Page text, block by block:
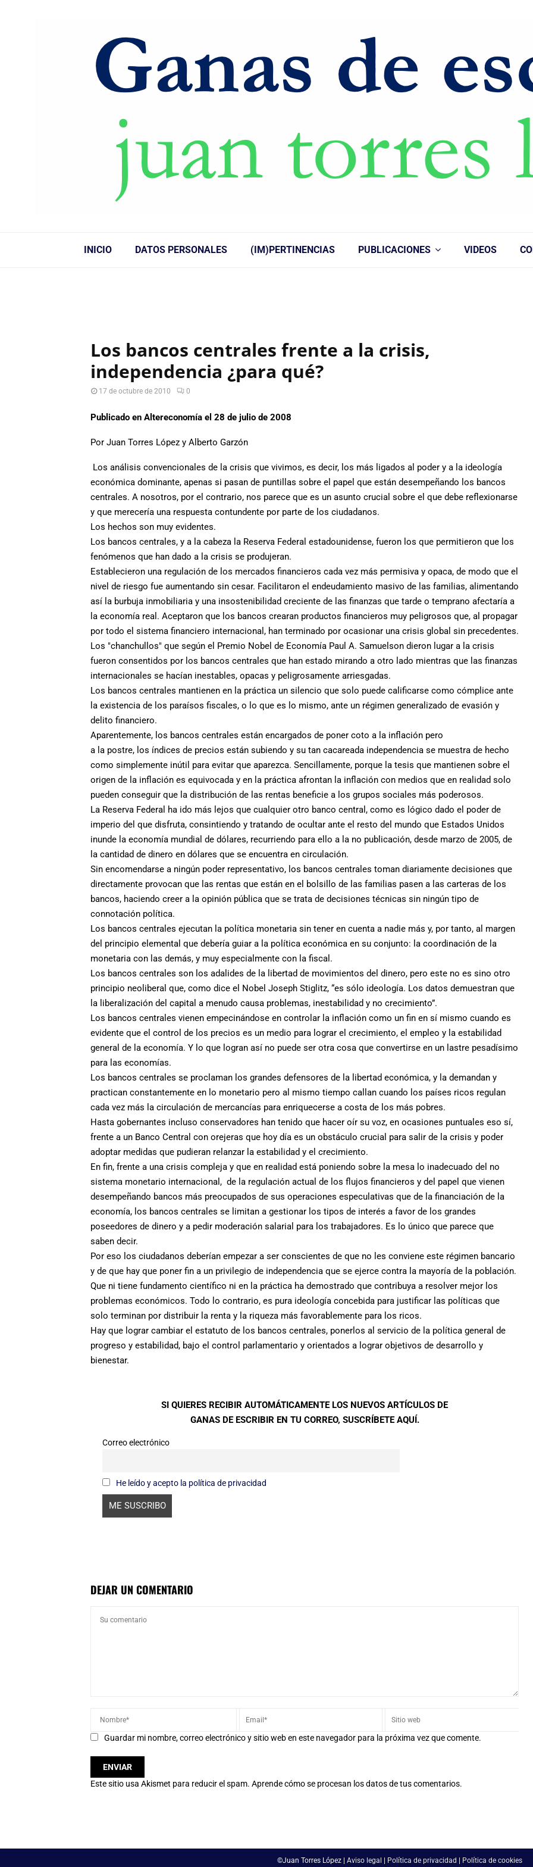
INICIO DATOS PERSONALES (IM)PERTINENCIAS PUBLICACIONES VIDEOS
Los bancos centrales frente a la crisis,
independencia ¿para qué?
17 de octubre de 2010 0
Publicado en Altereconomía el 28 de julio de 2008
Por Juan Torres López y Alberto Garzón
Los análisis convencionales de la crisis que vivimos, es decir, los más ligados al poder y a la ideología
económica dominante, apenas si pasan de puntillas sobre el papel que están desempeñando los bancos
centrales. A nosotros, por el contrario, nos parece que es un asunto crucial sobre el que debe reflexionarse
y que merecería una respuesta contundente por parte de los ciudadanos.
Los hechos son muy evidentes.
Los bancos centrales, y a la cabeza la Reserva Federal estadounidense, fueron los que permitieron que los
fenómenos que han dado a la crisis se produjeran.
Establecieron una regulación de los mercados financieros cada vez más permisiva y opaca, de modo que el
nivel de riesgo fue aumentando sin cesar. Facilitaron el endeudamiento masivo de las familias, alimentando
así la burbuja inmobiliaria y una insostenibilidad creciente de las finanzas que tarde o temprano afectaría a
la economía real. Aceptaron que los bancos crearan productos financieros muy peligrosos que, al propagar
por todo el sistema financiero internacional, han terminado por ocasionar una crisis global sin precedentes.
Los "chanchullos" que según el Premio Nobel de Economía Paul A. Samuelson dieron lugar a la crisis
fueron consentidos por los bancos centrales que han estado mirando a otro lado mientras que las finanzas
internacionales se hacían inestables, opacas y peligrosamente arriesgadas.
Los bancos centrales mantienen en la práctica un silencio que solo puede calificarse como cómplice ante
la existencia de los paraísos fiscales, o lo que es lo mismo, ante un régimen generalizado de evasión y
delito financiero.
Aparentemente, los bancos centrales están encargados de poner coto a la inflación pero
a la postre, los índices de precios están subiendo y su tan cacareada independencia se muestra de hecho
como simplemente inútil para evitar que aparezca. Sencillamente, porque la tesis que mantienen sobre el
origen de la inflación es equivocada y en la práctica afrontan la inflación con medios que en realidad solo
pueden conseguir que la distribución de las rentas beneficie a los grupos sociales más poderosos.
La Reserva Federal ha ido más lejos que cualquier otro banco central, como es lógico dado el poder de
imperio del que disfruta, consintiendo y tratando de ocultar ante el resto del mundo que Estados Unidos
inunde la economía mundial de dólares, recurriendo para ello a la no publicación, desde marzo de 2005, de
la cantidad de dinero en dólares que se encuentra en circulación.
Sin encomendarse a ningún poder representativo, los bancos centrales toman diariamente decisiones que
directamente provocan que las rentas que están en el bolsillo de las familias pasen a las carteras de los
bancos, haciendo creer a la opinión pública que se trata de decisiones técnicas sin ningún tipo de
connotación política.
Los bancos centrales ejecutan la política monetaria sin tener en cuenta a nadie más y, por tanto, al margen
del principio elemental que debería guiar a la política económica en su conjunto: la coordinación de la
monetaria con las demás, y muy especialmente con la fiscal.
Los bancos centrales son los adalides de la libertad de movimientos del dinero, pero este no es sino otro
principio neoliberal que, como dice el Nobel Joseph Stiglitz, “es sólo ideología. Los datos demuestran que
la liberalización del capital a menudo causa problemas, inestabilidad y no crecimiento”.
Los bancos centrales vienen empecinándose en controlar la inflación como un fin en sí mismo cuando es
evidente que el control de los precios es un medio para lograr el crecimiento, el empleo y la estabilidad
general de la economía. Y lo que logran así no puede ser otra cosa que convertirse en un lastre pesadísimo
para las economías.
Los bancos centrales se proclaman los grandes defensores de la libertad económica, y la demandan y
practican constantemente en lo monetario pero al mismo tiempo callan cuando los países ricos regulan
cada vez más la circulación de mercancías para enriquecerse a costa de los más pobres.
Hasta gobernantes incluso conservadores han tenido que hacer oír su voz, en ocasiones puntuales eso sí,
frente a un Banco Central con orejeras que hoy día es un obstáculo crucial para salir de la crisis y poder
adoptar medidas que pudieran relanzar la estabilidad y el crecimiento.
En fin, frente a una crisis compleja y que en realidad está poniendo sobre la mesa lo inadecuado del no
sistema monetario internacional, de la regulación actual de los flujos financieros y del papel que vienen
desempeñando bancos más preocupados de sus operaciones especulativas que de la financiación de la
economía, los bancos centrales se limitan a gestionar los tipos de interés a favor de los grandes
poseedores de dinero y a pedir moderación salarial para los trabajadores. Es lo único que parece que
saben decir.
Por eso los ciudadanos deberían empezar a ser conscientes de que no les conviene este régimen bancario
y de que hay que poner fin a un privilegio de independencia que se ejerce contra la mayoría de la población.
Que ni tiene fundamento científico ni en la práctica ha demostrado que contribuya a resolver mejor los
problemas económicos. Todo lo contrario, es pura ideología concebida para justificar las políticas que
solo terminan por distribuir la renta y la riqueza más favorablemente para los ricos.
Hay que lograr cambiar el estatuto de los bancos centrales, ponerlos al servicio de la política general de
progreso y estabilidad, bajo el control parlamentario y orientados a lograr objetivos de desarrollo y
bienestar.
SI QUIERES RECIBIR AUTOMÁTICAMENTE LOS NUEVOS ARTÍCULOS DE
GANAS DE ESCRIBIR EN TU CORREO, SUSCRÍBETE AQUÍ.
Correo electrónico
He leído y acepto la política de privacidad
DEJAR UN COMENTARIO
Guardar mi nombre, correo electrónico y sitio web en este navegador para la próxima vez que comente.
Este sitio usa Akismet para reducir el spam. Aprende cómo se procesan los datos de tus comentarios.
©Juan Torres López | Aviso legal Política de privacidad Política de cookies